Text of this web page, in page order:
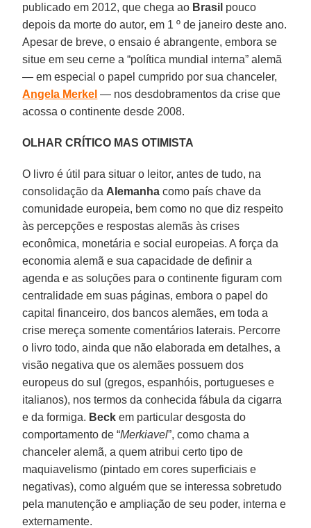
publicado em 2012, que chega ao Brasil pouco
depois da morte do autor, em 1 º de janeiro deste ano.
Apesar de breve, o ensaio é abrangente, embora se
situe em seu cerne a “política mundial interna” alemã
— em especial o papel cumprido por sua chanceler,
Angela Merkel — nos desdobramentos da crise que
acossa o continente desde 2008.
OLHAR CRÍTICO MAS OTIMISTA
O livro é útil para situar o leitor, antes de tudo, na
consolidação da Alemanha como país chave da
comunidade europeia, bem como no que diz respeito
às percepções e respostas alemãs às crises
econômica, monetária e social europeias. A força da
economia alemã e sua capacidade de definir a
agenda e as soluções para o continente figuram com
centralidade em suas páginas, embora o papel do
capital financeiro, dos bancos alemães, em toda a
crise mereça somente comentários laterais. Percorre
o livro todo, ainda que não elaborada em detalhes, a
visão negativa que os alemães possuem dos
europeus do sul (gregos, espanhóis, portugueses e
italianos), nos termos da conhecida fábula da cigarra
e da formiga. Beck em particular desgosta do
comportamento de “Merkiavel”, como chama a
chanceler alemã, a quem atribui certo tipo de
maquiavelismo (pintado em cores superficiais e
negativas), como alguém que se interessa sobretudo
pela manutenção e ampliação de seu poder, interna e
externamente.